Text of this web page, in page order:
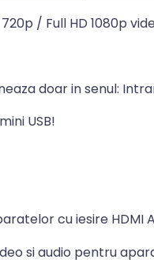
/ Full HD 1080p
doar in senul:
USB!
cu iesire HDMI
si audio pentru